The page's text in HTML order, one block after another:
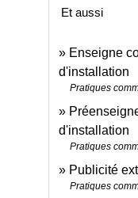
Et aussi
Enseigne
d'installation
Pratiques
d'installation
Pratiques
Publicité
Pratiques